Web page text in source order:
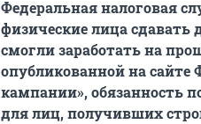
Федеральная налоговая
физические лица сдавать
смогли заработать на
опубликованной на
кампании», обязанность
для лиц, получивших